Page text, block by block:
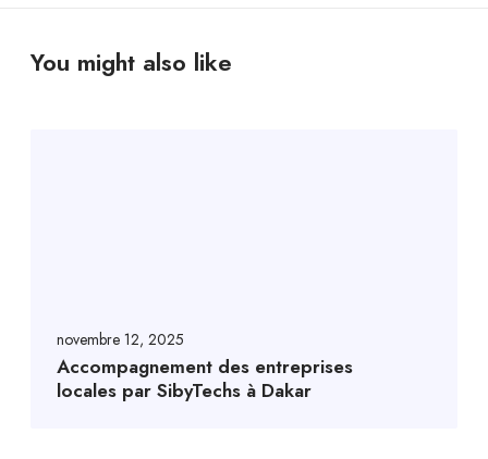
You might also like
novembre 12, 2025
Accompagnement des entreprises
locales par SibyTechs à Dakar